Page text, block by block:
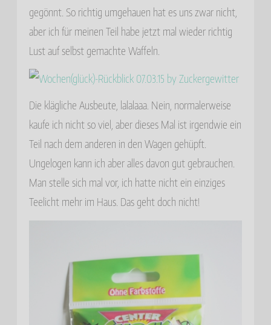
gegönnt. So richtig umgehauen hat es uns zwar nicht,
aber ich für meinen Teil habe jetzt mal wieder richtig
Lust auf selbst gemachte Waffeln.
Die klägliche Ausbeute, lalalaaa. Nein, normalerweise
kaufe ich nicht so viel, aber dieses Mal ist irgendwie ein
Teil nach dem anderen in den Wagen gehüpft.
Ungelogen kann ich aber alles davon gut gebrauchen.
Man stelle sich mal vor, ich hatte nicht ein einziges
Teelicht mehr im Haus. Das geht doch nicht!